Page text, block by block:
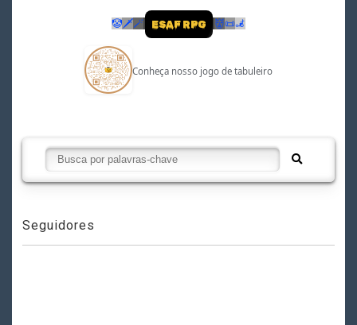
🤡 🗡🪄 ESAF RPG 👹📜🦼
Conheça nosso jogo de tabuleiro
Seguidores